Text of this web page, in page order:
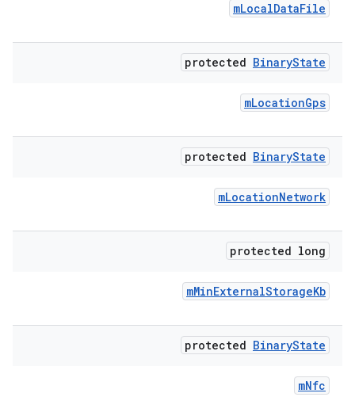
mLocalDataFile
protected BinaryState
mLocationGps
protected BinaryState
mLocationNetwork
protected long
mMinExternalStorageKb
protected BinaryState
mNfc